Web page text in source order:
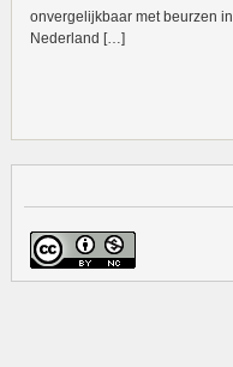
onvergelijkbaar met beurzen in
Nederland […]